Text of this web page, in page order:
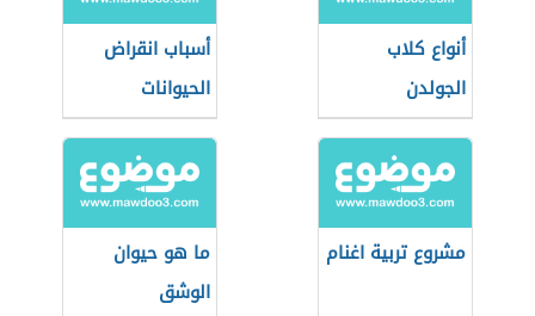
أنواع كلاب
الجولدن
أسباب انقراض
الحيوانات
مشروع تربية اغنام
ما هو حيوان
الوشق